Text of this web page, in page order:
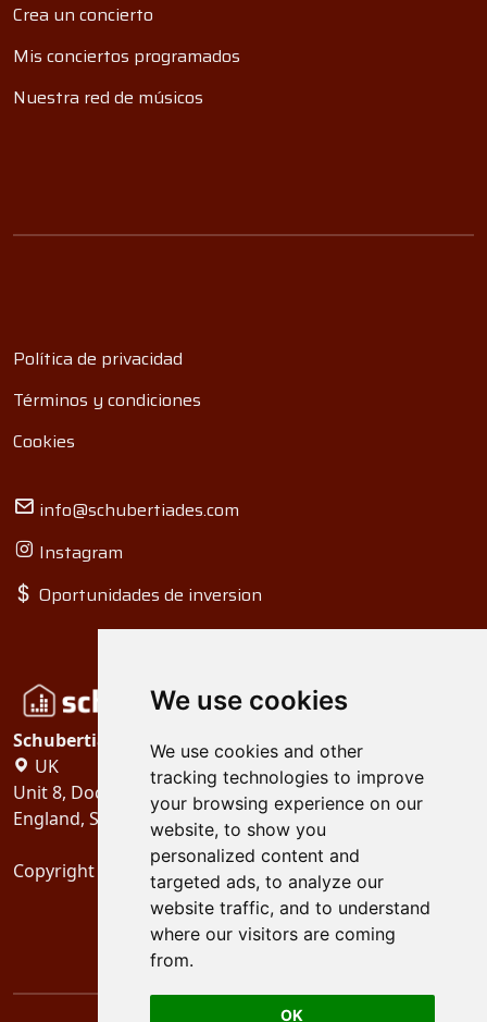
We use cookies
We use cookies and other
tracking technologies to improve
your browsing experience on our
website, to show you
personalized content and
targeted ads, to analyze our
website traffic, and to understand
where our visitors are coming
from.
OK
Crea un concierto
Mis conciertos programados
Nuestra red de músicos
Política de privacidad
Términos y condiciones
Cookies
info@schubertiades.com
Instagram
Oportunidades de inversion
Schubertiades, Ltd.
UK
Unit 8, Dock Offices, Surrey Quays Road, London
England, SE16 2XU
Copyright 2024 Schubertiades, Ltd.